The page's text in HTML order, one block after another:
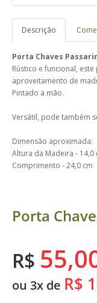
Descrição
Porta Chaves
Rústico e funcional,
aproveitamento de
Pintado a mão.
Versátil, pode também
Dimensão aproximada:
Altura da Madeira - 14,0
Comprimento - 24,0 cm
Porta
R$
ou 3x de R$